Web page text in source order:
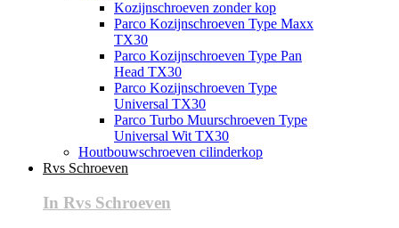
Kozijnschroeven zonder kop
Parco Kozijnschroeven Type Maxx
TX30
Parco Kozijnschroeven Type Pan
Head TX30
Parco Kozijnschroeven Type
Universal TX30
Parco Turbo Muurschroeven Type
Universal Wit TX30
Houtbouwschroeven cilinderkop
Rvs Schroeven
In Rvs Schroeven